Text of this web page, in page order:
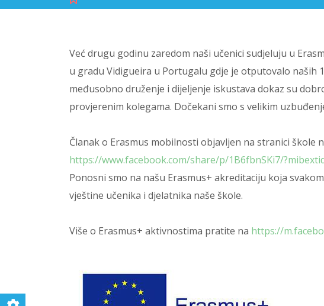
Već drugu godinu zaredom naši učenici sudjeluju u
u gradu Vidigueira u Portugalu gdje je otputovalo naših
međusobno druženje i dijeljenje iskustava dokaz su
provjerenim kolegama. Dočekani smo s velikim
Članak o Erasmus mobilnosti objavljen na stranici škole
https://www.facebook.com/share/p/1B6fbnSKi7/
Ponosni smo na našu Erasmus+ akreditaciju koja
vještine učenika i djelatnika naše škole.
Više o Erasmus+ aktivnostima pratite na https://